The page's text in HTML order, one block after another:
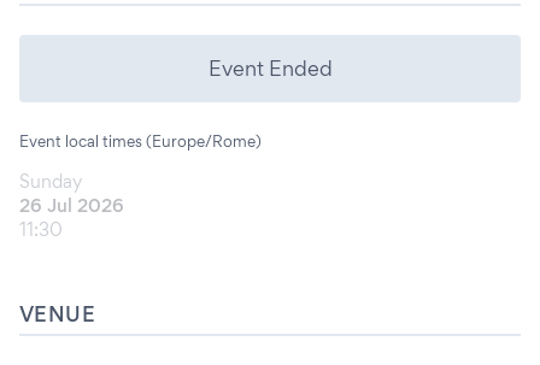
Event Ended
Event local times (Europe/Rome)
Sunday
26 Jul 2026
11:30
VENUE